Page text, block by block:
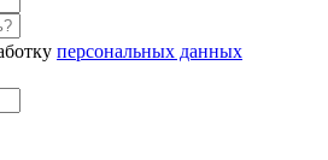
персональных данных